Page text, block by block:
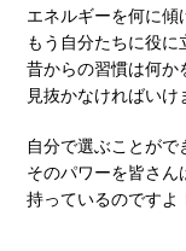
エネルギーを何に傾
もう自分たちに役に
昔からの習慣は何か
見抜かなければいけ
自分で選ぶことがで
そのパワーを皆さん
持っているのですよ